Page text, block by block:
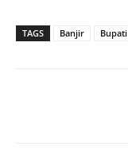
TAGS Banjir Bupati